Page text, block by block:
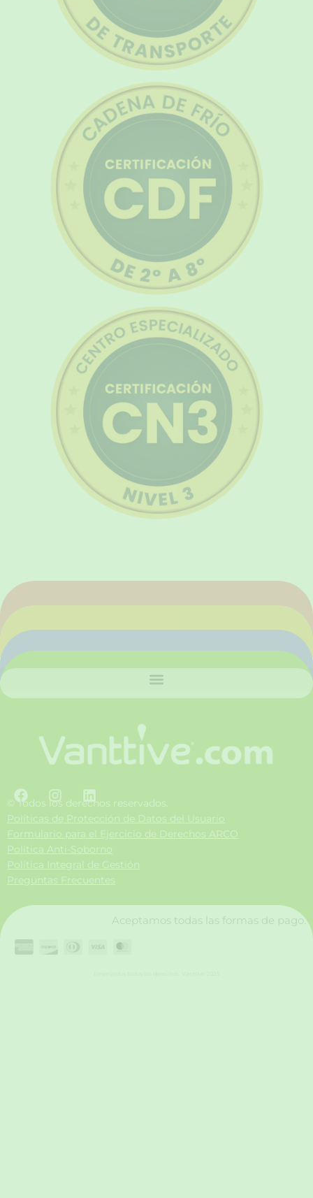
F
a
c
e
b
o
o
k
I
n
s
t
a
g
r
a
L
i
n
k
e
d
i
n
© Todos los derechos reservados.
Políticas de Protección de Datos del Usuario
Formulario para el Ejercicio de Derechos ARCO
Política Anti-Soborno
Política Integral de Gestión
Preguntas Frecuentes
Aceptamos todas las formas de pago.